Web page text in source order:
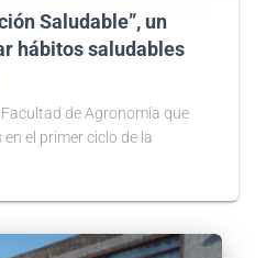
Saludable”, un
hábitos saludables
de Agronomía que
el primer ciclo de la